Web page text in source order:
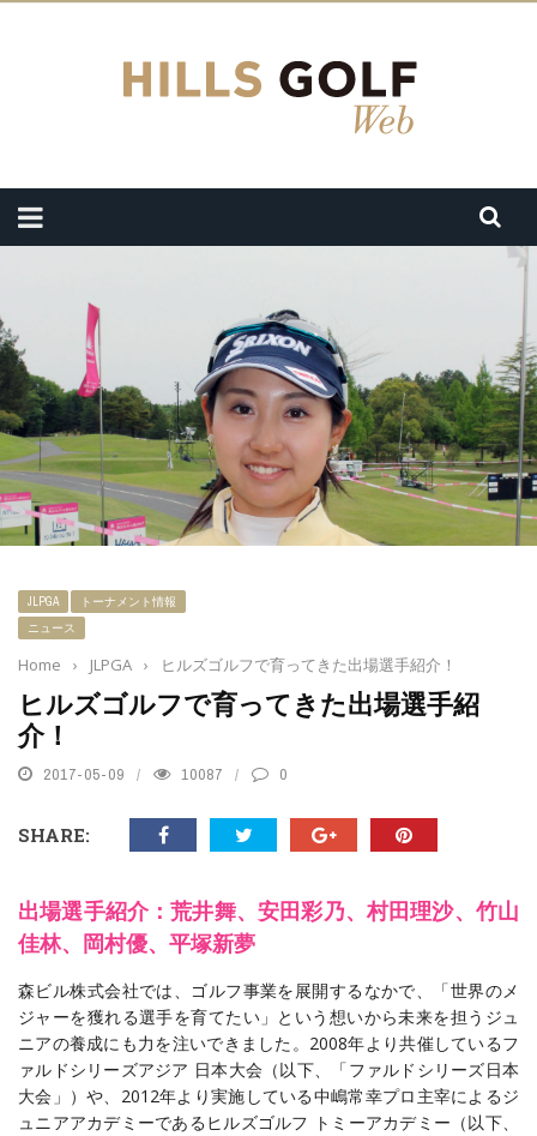
JLPGA
トーナメント情報
ニュース
Home › JLPGA › ヒルズゴルフで育ってきた出場選手紹介！
ヒルズゴルフで育ってきた出場選手紹
介！
2017-05-09 10087 0
SHARE:
出場選手紹介：荒井舞、安田彩乃、村田理沙、竹山
佳林、岡村優、平塚新夢
森ビル株式会社では、ゴルフ事業を展開するなかで、「世界のメ
ジャーを獲れる選手を育てたい」という想いから未来を担うジュ
ニアの養成にも力を注いできました。2008年より共催しているフ
ァルドシリーズアジア 日本大会（以下、「ファルドシリーズ日本
大会」）や、2012年より実施している中嶋常幸プロ主宰によるジ
ュニアアカデミーであるヒルズゴルフ トミーアカデミー（以下、